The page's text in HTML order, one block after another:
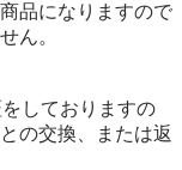
品になりますので
ん。
しておりますの
の交換、または返